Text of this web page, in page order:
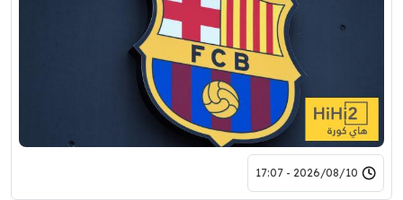
2026/08/10 - 17:07